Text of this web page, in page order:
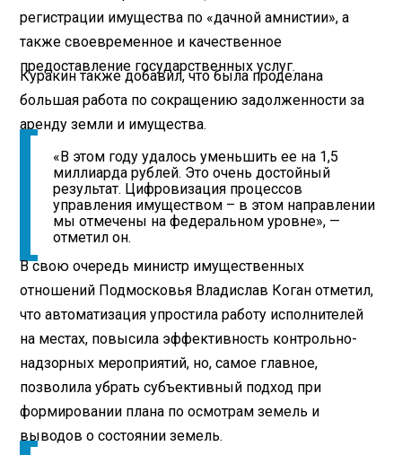
регистрации имущества по «дачной амнистии», а
также своевременное и качественное
предоставление государственных услуг.
Куракин также добавил, что была проделана
большая работа по сокращению задолженности за
аренду земли и имущества.
«В этом году удалось уменьшить ее на 1,5
миллиарда рублей. Это очень достойный
результат. Цифровизация процессов
управления имуществом – в этом направлении
мы отмечены на федеральном уровне», —
отметил он.
В свою очередь министр имущественных
отношений Подмосковья Владислав Коган отметил,
что автоматизация упростила работу исполнителей
на местах, повысила эффективность контрольно-
надзорных мероприятий, но, самое главное,
позволила убрать субъективный подход при
формировании плана по осмотрам земель и
выводов о состоянии земель.